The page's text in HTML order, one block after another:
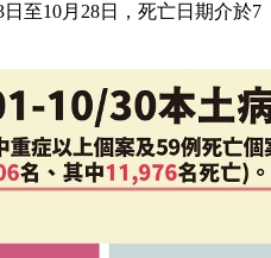
至10月28日，死亡日期介於7